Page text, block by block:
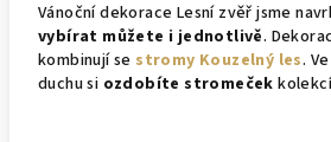
Vánoční dekorace Lesní zvěř jsme
vybírat můžete i jednotlivě.
kombinují se stromy Kouzelný les.
duchu si ozdobíte stromeček